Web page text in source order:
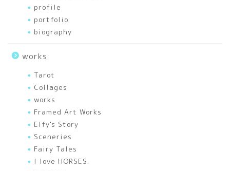
profile
portfolio
biography
works
Tarot
Collages
works
Framed Art Works
Elfy's Story
Sceneries
Fairy Tales
I love HORSES.